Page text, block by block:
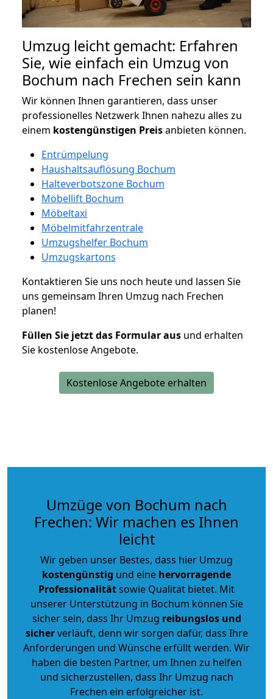
Umzug leicht gemacht: Erfahren
Sie, wie einfach ein Umzug von
Bochum nach Frechen sein kann
Wir können Ihnen garantieren, dass unser
professionelles Netzwerk Ihnen nahezu alles zu
einem kostengünstigen Preisanbieten können.
Entrümpelung
Haushaltsauflösung Bochum
Halteverbotszone Bochum
Möbellift Bochum
Möbeltaxi
Möbelmitfahrzentrale
Umzugshelfer Bochum
Umzugskartons
Kontaktieren Sie uns noch heute und lassen Sie
uns gemeinsam Ihren Umzug nach Frechen
planen!
Füllen Sie jetzt das Formular aus und erhalten
Sie kostenlose Angebote.
Kostenlose Angebote erhalten
Umzüge von Bochum nach
Frechen: Wir machen es Ihnen
leicht
Wir geben unser Bestes, dass hier Umzug
kostengünstig und eine hervorragende
Professionalitätsowie Qualität bietet. Mit
unserer Unterstützung in Bochum können Sie
sicher sein, dass Ihr Umzug reibungslos und
sicherverläuft, denn wir sorgen dafür, dass Ihre
Anforderungen und Wünsche erfüllt werden. Wir
haben die besten Partner, um Ihnen zu helfen
und sicherzustellen, dass Ihr Umzug nach
Frechen ein erfolgreicher ist.